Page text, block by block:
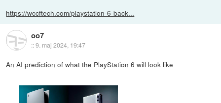
https://wccftech.com/playstation-6-back...
oo7
::9. maj 2024, 19:47
An AI prediction of what the PlayStation 6 will look like